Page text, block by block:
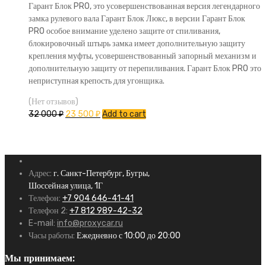
Гарант Блок PRO, это усовершенствованная версия легендарного
замка рулевого вала Гарант Блок Люкс, в версии Гарант Блок
PRO особое внимание уделено защите от спиливания,
блокировочный штырь замка имеет дополнительную защиту
крепления муфты, усовершенствованный запорный механизм и
дополнительную защиту от перепиливания. Гарант Блок PRO это
неприступная крепость для угонщика.
(Нет отзывов)
32 000₽ 23 500 ₽Add to cart
Адрес: г. Санкт-Петербург, Бугры,
Шоссейная улица, 1Г
Телефон: +7 904 646-41-41
Телефон 2: +7 812 989-42-32
E-mail: info@proxycar.ru
Часы работы: Ежедневно с 10:00 до 20:00
Мы принимаем: